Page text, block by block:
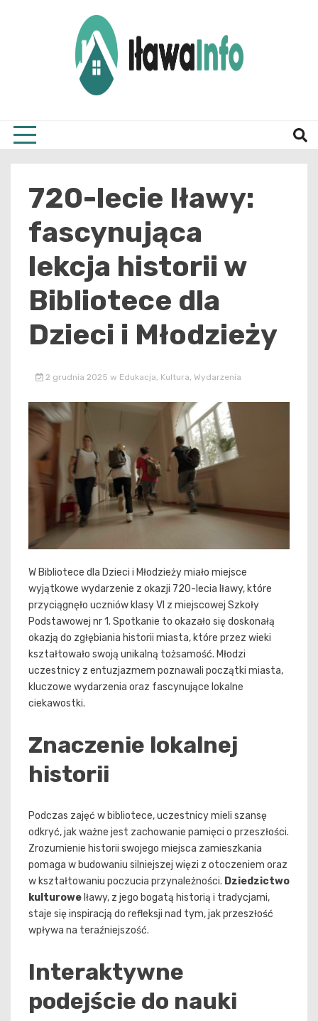
720-lecie Iławy:
fascynująca
lekcja historii w
Bibliotece dla
Dzieci i Młodzieży
2 grudnia 2025 w Edukacja, Kultura, Wydarzenia
W Bibliotece dla Dzieci i Młodzieży miało miejsce
wyjątkowe wydarzenie z okazji 720-lecia Iławy, które
przyciągnęło uczniów klasy VI z miejscowej Szkoły
Podstawowej nr 1. Spotkanie to okazało się doskonałą
okazją do zgłębiania historii miasta, które przez wieki
kształtowało swoją unikalną tożsamość. Młodzi
uczestnicy z entuzjazmem poznawali początki miasta,
kluczowe wydarzenia oraz fascynujące lokalne
ciekawostki.
Znaczenie lokalnej
historii
Podczas zajęć w bibliotece, uczestnicy mieli szansę
odkryć, jak ważne jest zachowanie pamięci o przeszłości.
Zrozumienie historii swojego miejsca zamieszkania
pomaga w budowaniu silniejszej więzi z otoczeniem oraz
w kształtowaniu poczucia przynależności. Dziedzictwo
kulturowe Iławy, z jego bogatą historią i tradycjami,
staje się inspiracją do refleksji nad tym, jak przeszłość
wpływa na teraźniejszość.
Interaktywne
podejście do nauki